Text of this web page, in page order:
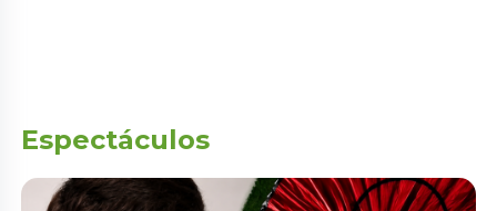
Espectáculos